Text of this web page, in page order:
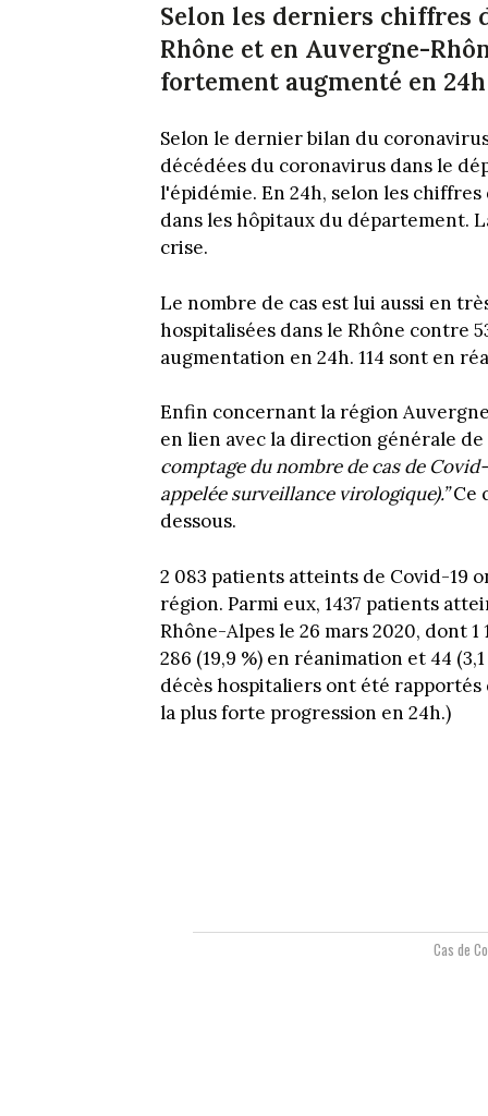
Selon les derniers chiffres
Rhône et en Auvergne-
fortement augmenté en
Selon le dernier bilan du
décédées du coronavirus dans le
l'épidémie. En 24h, selon les
dans les hôpitaux du département.
crise.
Le nombre de cas est lui aussi en
hospitalisées dans le Rhône contre
augmentation en 24h. 114 sont en
Enfin concernant la région
en lien avec la direction générale
comptage du nombre de cas de
appelée surveillance virologique).”Ce
dessous.
2 083 patients atteints de Covid-19
région. Parmi eux, 1437 patients
Rhône-Alpes le 26 mars 2020, dont
286 (19,9 %) en réanimation et 44
décès hospitaliers ont été rapportés
la plus forte progression en 24h.)
Cas de